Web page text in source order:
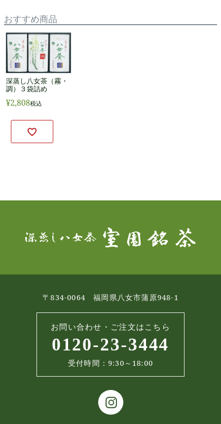
おすすめ商品
深蒸し八女茶（霧・
調）３袋詰め
¥2,808税込
〒834-0064 福岡県八女市蒲原948-1
お問い合わせ・ご注文はこちら
0120-23-3444
受付時間：9:30～18:00